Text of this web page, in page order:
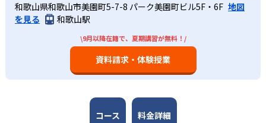
和歌山県和歌山市美園町5-7-8 パーク美園町ビル5F・6F 地図
を見る
和歌山駅
\9月以降在籍で、夏期講習が無料！/
資料請求・体験授業
コース 料金詳細